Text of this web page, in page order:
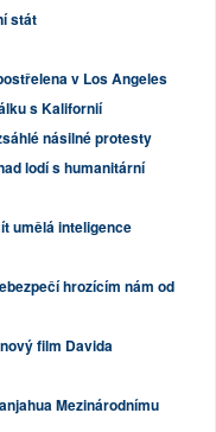
stát
v Los Angeles
s Kalifornií
násilné protesty
lodí s humanitární
umělá inteligence
hrozícím nám od
film Davida
Mezinárodnímu